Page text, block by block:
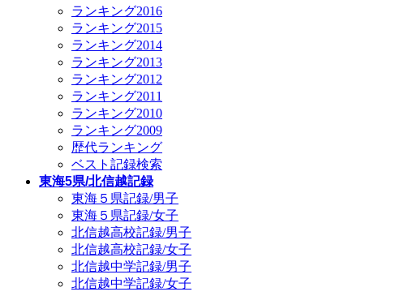
ランキング2016
ランキング2015
ランキング2014
ランキング2013
ランキング2012
ランキング2011
ランキング2010
ランキング2009
歴代ランキング
ベスト記録検索
東海5県/北信越記録
東海５県記録/男子
東海５県記録/女子
北信越高校記録/男子
北信越高校記録/女子
北信越中学記録/男子
北信越中学記録/女子